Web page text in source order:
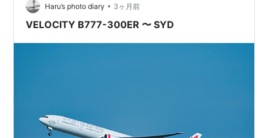
Haru’s photo diary • 3ヶ月前
VELOCITY B777-300ER 〜 SYD